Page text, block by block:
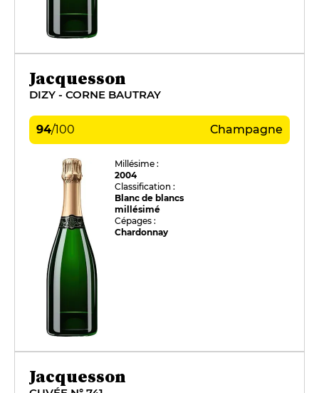
Jacquesson
DIZY - CORNE BAUTRAY
94/100 Champagne
Millésime :
2004
Classification :
Blanc de blancs
millésimé
Cépages :
Chardonnay
Jacquesson